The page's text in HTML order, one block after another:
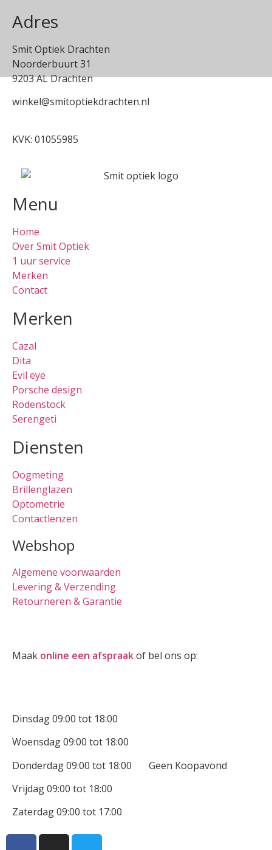
Adres
Smit Optiek Drachten
Noorderbuurt 31
9203 AL Drachten
winkel@smitoptiekdrachten.nl
KVK: 01055985
Menu
Home
Over Smit Optiek
1 uur service
Merken
Contact
Merken
Cazal
Dita
Evil eye
Porsche design
Rodenstock
Serengeti
Diensten
Oogmeting
Brillenglazen
Optometrie
Contactlenzen
Webshop
Algemene voorwaarden
Levering & Verzending
Retourneren & Garantie
Maak online een afspraakof bel ons op:
Dinsdag 09:00 tot 18:00
Woensdag 09:00 tot 18:00
Donderdag 09:00 tot 18:00 Geen Koopavond
Vrijdag 09:00 tot 18:00
Zaterdag 09:00 tot 17:00